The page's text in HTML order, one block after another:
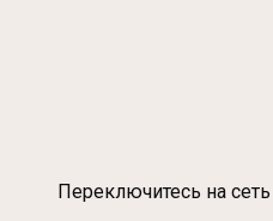
Переключитесь на